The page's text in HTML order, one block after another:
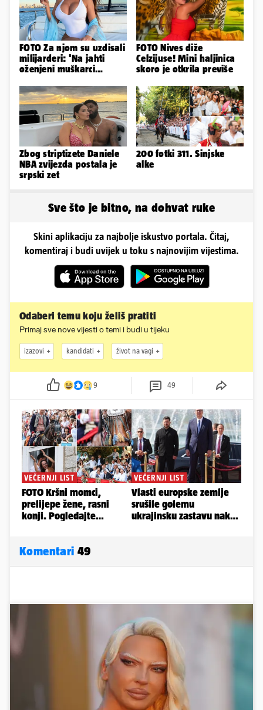
FOTO Za njom su uzdisali
milijarderi: 'Na jahti
oženjeni muškarci
FOTO Nives diže
Celzijuse! Mini haljinica
skoro je otkrila previše
Zbog striptizete Daniele
NBA zvijezda postala je
srpski zet
200 fotki 311. Sinjske
alke
Sve što je bitno, na dohvat ruke
Skini aplikaciju za najbolje iskustvo portala. Čitaj,
komentiraj i budi uvijek u toku s najnovijim vijestima.
Odaberi temu koju želiš pratiti
Primaj sve nove vijesti o temi i budi u tijeku
izazovi kandidati život na vagi
9 49
Komentari 49